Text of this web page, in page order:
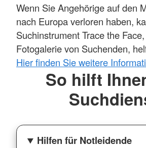
Wenn Sie Angehörige auf den
nach Europa verloren haben,
Suchinstrument Trace the
Fotogalerie von Suchenden,
Hier finden Sie weitere
So hilft
Hilfen für Notleidende